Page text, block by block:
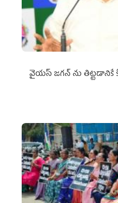
వైయ‌స్ జగన్‌ ను తిట్టడానికే